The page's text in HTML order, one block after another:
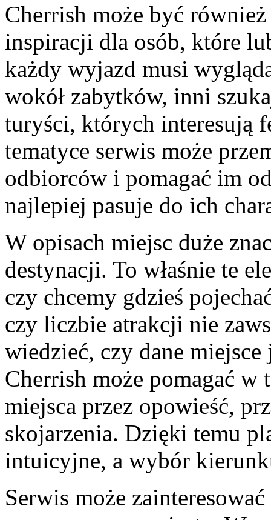
Cherrish może być
inspiracji dla osób, które
każdy wyjazd musi
wokół zabytków, inni
turyści, których interesują
tematyce serwis może
odbiorców i pomagać im
najlepiej pasuje do ich
W opisach miejsc duże
destynacji. To właśnie te
czy chcemy gdzieś
czy liczbie atrakcji nie
wiedzieć, czy dane
Cherrish może pomagać
miejsca przez opowieść,
skojarzenia. Dzięki temu
intuicyjne, a wybór
Serwis może